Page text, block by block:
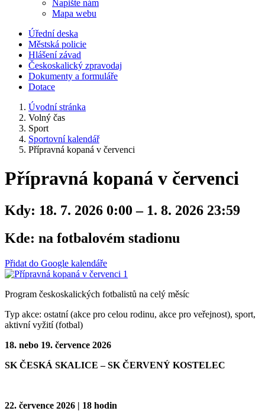
Napište nám
Mapa webu
Úřední deska
Městská policie
Hlášení závad
Českoskalický zpravodaj
Dokumenty a formuláře
Dotace
Úvodní stránka
Volný čas
Sport
Sportovní kalendář
Přípravná kopaná v červenci
Přípravná kopaná v červenci
Kdy: 18. 7. 2026 0:00 – 1. 8. 2026 23:59
Kde: na fotbalovém stadionu
Přidat do Google kalendáře
Program českoskalických fotbalistů na celý měsíc
Typ akce: ostatní (akce pro celou rodinu, akce pro veřejnost), sport,
aktivní vyžití (fotbal)
18. nebo 19. července 2026
SK ČESKÁ SKALICE – SK ČERVENÝ KOSTELEC
22. července 2026 | 18 hodin